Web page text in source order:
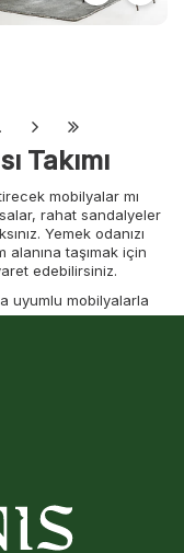
Takımı
mobilyalar mı
rahat sandalyeler
Yemek odanızı
taşımak için
edebilirsiniz.
uyumlu mobilyalarla
sıcacık aile
ulaşabilirsiniz.
Yemek
yemekleri, geç
doğan projeler hep
depolama işlevi